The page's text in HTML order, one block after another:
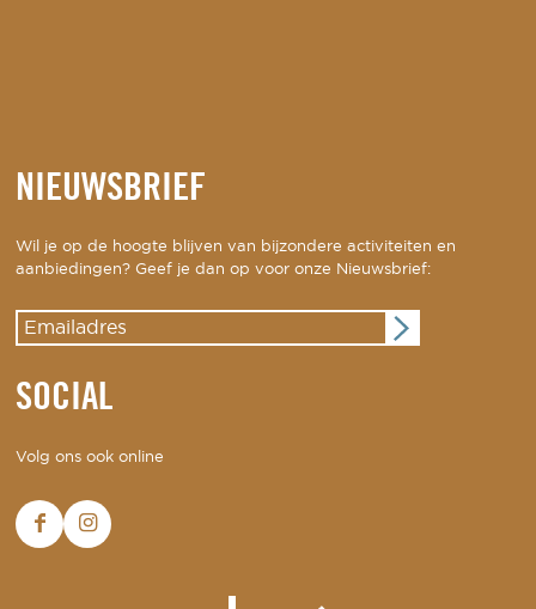
NIEUWSBRIEF
Wil je op de hoogte blijven van bijzondere activiteiten en
aanbiedingen? Geef je dan op voor onze Nieuwsbrief:
SOCIAL
Volg ons ook online